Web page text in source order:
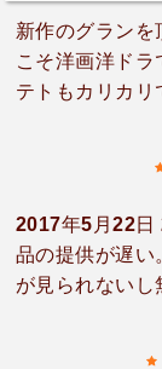
新作のグランを
こそ洋画洋ド
テトもカリカリ
ードじゃなく
2017年5月22日
品の提供が遅い
が見られないし
ただしく動い